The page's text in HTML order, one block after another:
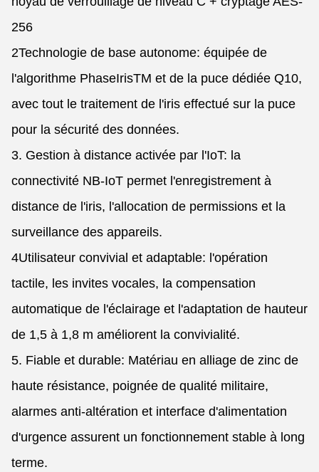
256
2Technologie de base autonome: équipée de
l'algorithme PhaseIrisTM et de la puce dédiée Q10,
avec tout le traitement de l'iris effectué sur la puce
pour la sécurité des données.
3. Gestion à distance activée par l'IoT: la
connectivité NB-IoT permet l'enregistrement à
distance de l'iris, l'allocation de permissions et la
surveillance des appareils.
4Utilisateur convivial et adaptable: l'opération
tactile, les invites vocales, la compensation
automatique de l'éclairage et l'adaptation de hauteur
de 1,5 à 1,8 m améliorent la convivialité.
5. Fiable et durable: Matériau en alliage de zinc de
haute résistance, poignée de qualité militaire,
alarmes anti-altération et interface d'alimentation
d'urgence assurent un fonctionnement stable à long
terme.